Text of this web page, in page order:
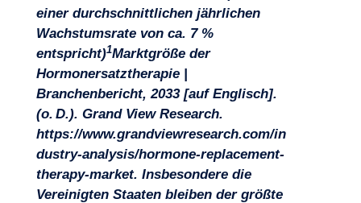
Projekte
einer durchschnittlichen jährlichen
Wachstumsrate von ca. 7 %
entspricht)1Marktgröße der
Hormonersatztherapie |
Branchenbericht, 2033 [auf Englisch].
(o. D.). Grand View Research.
https://www.grandviewresearch.com/in
dustry-analysis/hormone-replacement-
therapy-market. Insbesondere die
Vereinigten Staaten bleiben der größte